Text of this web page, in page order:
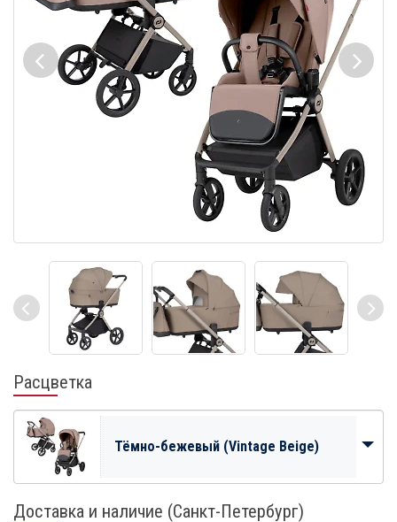
Расцветка
Тёмно-бежевый (Vintage Beige)
Доставка и наличие (Санкт-Петербург)